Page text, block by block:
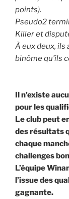
points).
Pseudo2
Killer et
À eux deux,
binôme qu’ils
Il n’existe
pour les
Le club peut
des résultats
chaque
challenges
L’équipe
l’issue des
gagnante.